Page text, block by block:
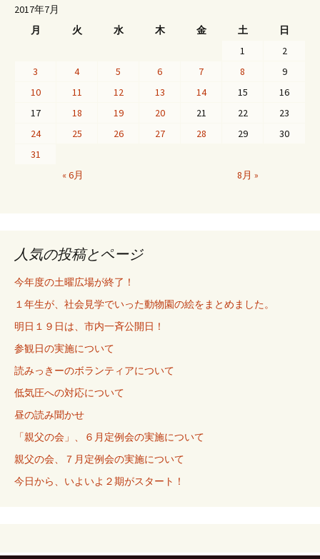
2017年7月
月
火 水 木 金 土
日
1
2
3
4 5 6 7 8
9
10
11 12 13 14 15
16
17
18 19 20 21 22
23
24
25 26 27 28 29
30
31
« 6月
8月 »
人気の投稿とページ
今年度の土曜広場が終了！
１年生が、社会見学でいった動物園の絵をまとめました。
明日１９日は、市内一斉公開日！
参観日の実施について
読みっきーのボランティアについて
低気圧への対応について
昼の読み聞かせ
「親父の会」、６月定例会の実施について
親父の会、７月定例会の実施について
今日から、いよいよ２期がスタート！